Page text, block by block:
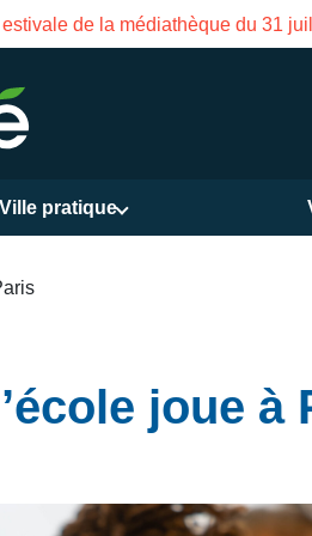
estivale de la Maison des Services
Ville pratique
joue à